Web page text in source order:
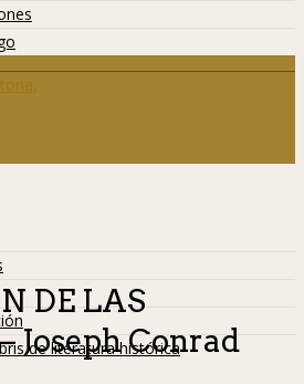
de literatura histórica
DE LAS
Joseph Conrad